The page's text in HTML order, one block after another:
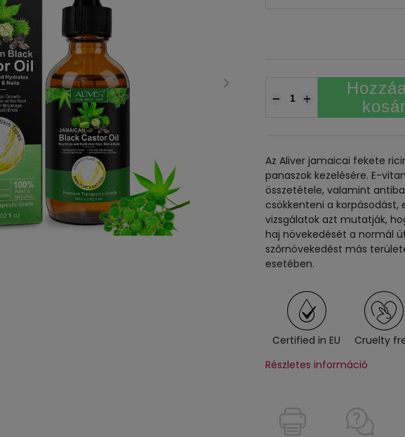
+
−
Az Aliver jamaicai fekete
panaszok kezelésére. E-
összetétele, valamint
csökkenteni a
vizsgálatok azt mutatják,
haj növekedését a normál
szőrnövekedést más
esetében.
Certified in EU Cruelty
Részletes információ